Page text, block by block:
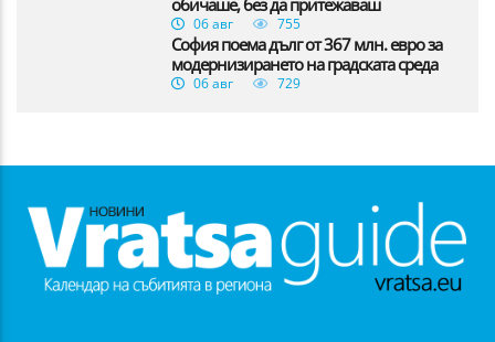
06 авг 755
София поема дълг от 367 млн. евро за
модернизирането на градската среда
06 авг 729